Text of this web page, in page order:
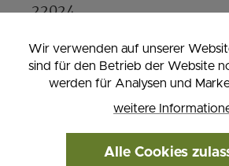
22024
www.holzmuseum.at
Wir verwenden auf unserer
sind für den Betrieb der Website
werden für Analysen und
weitere
Alle Cookies